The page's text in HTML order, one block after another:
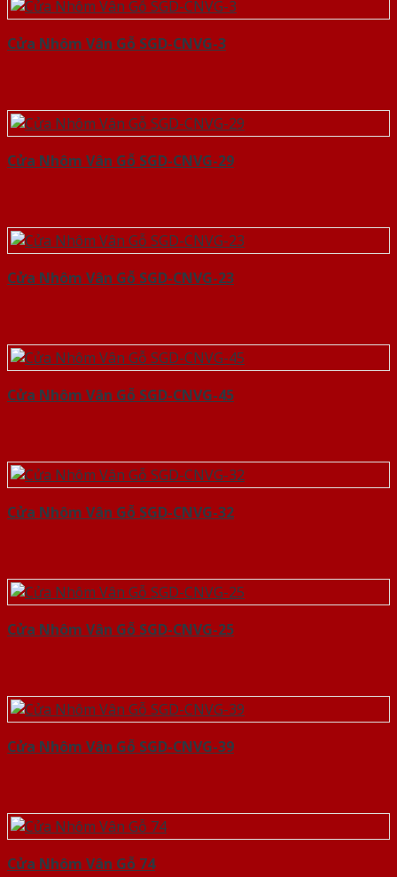
Cửa Nhôm Vân Gỗ SGD-CNVG-3
Cửa Nhôm Vân Gỗ SGD-CNVG-29
Cửa Nhôm Vân Gỗ SGD-CNVG-23
Cửa Nhôm Vân Gỗ SGD-CNVG-45
Cửa Nhôm Vân Gỗ SGD-CNVG-32
Cửa Nhôm Vân Gỗ SGD-CNVG-25
Cửa Nhôm Vân Gỗ SGD-CNVG-39
Cửa Nhôm Vân Gỗ 74